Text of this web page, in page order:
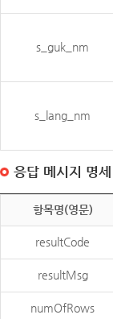
s_guk_nm
s_lang_nm
응답 메시지 명세
항목명(영문)
resultCode
resultMsg
numOfRows